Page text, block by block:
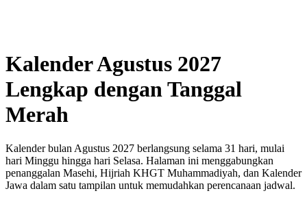
Kalender Agustus 2027
Lengkap dengan Tanggal
Merah
Kalender bulan Agustus 2027 berlangsung selama 31 hari, mulai
hari Minggu hingga hari Selasa. Halaman ini menggabungkan
penanggalan Masehi, Hijriah KHGT Muhammadiyah, dan Kalender
Jawa dalam satu tampilan untuk memudahkan perencanaan jadwal.